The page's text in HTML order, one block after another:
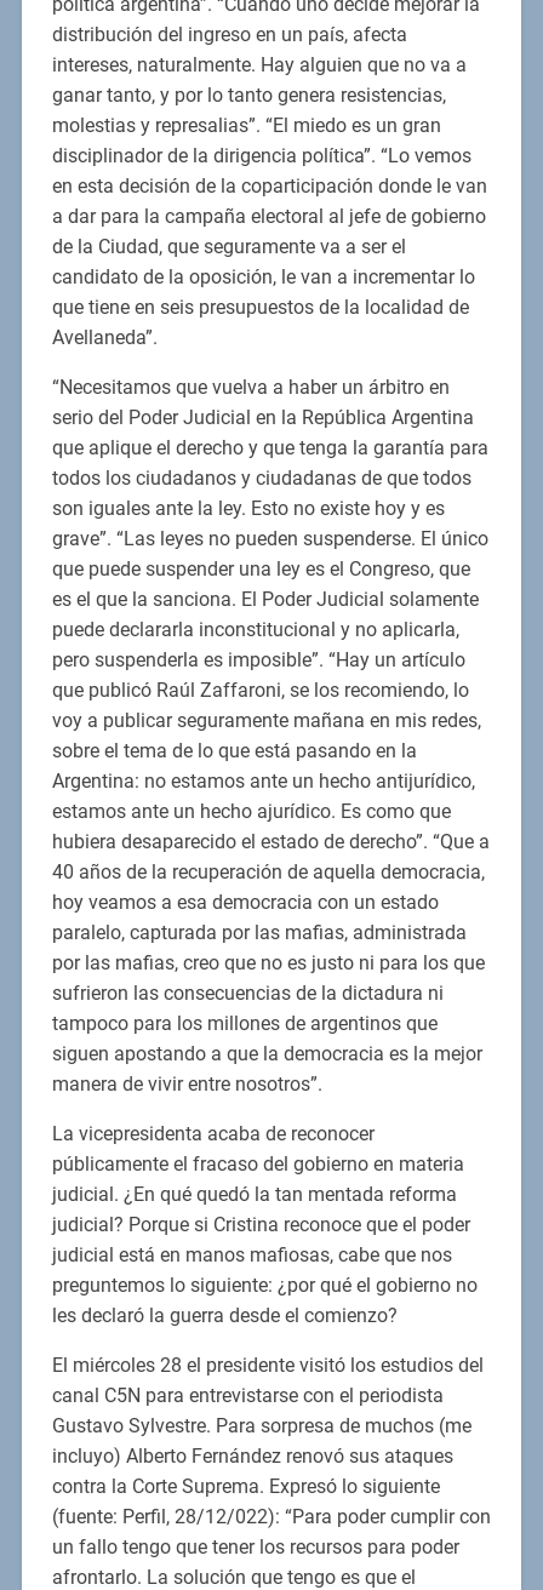
distribución del ingreso en un país, afecta
intereses, naturalmente. Hay alguien que no va a
ganar tanto, y por lo tanto genera resistencias,
molestias y represalias”. “El miedo es un gran
disciplinador de la dirigencia política”. “Lo vemos
en esta decisión de la coparticipación donde le van
a dar para la campaña electoral al jefe de gobierno
de la Ciudad, que seguramente va a ser el
candidato de la oposición, le van a incrementar lo
que tiene en seis presupuestos de la localidad de
Avellaneda”.
“Necesitamos que vuelva a haber un árbitro en
serio del Poder Judicial en la República Argentina
que aplique el derecho y que tenga la garantía para
todos los ciudadanos y ciudadanas de que todos
son iguales ante la ley. Esto no existe hoy y es
grave”. “Las leyes no pueden suspenderse. El único
que puede suspender una ley es el Congreso, que
es el que la sanciona. El Poder Judicial solamente
puede declararla inconstitucional y no aplicarla,
pero suspenderla es imposible”. “Hay un artículo
que publicó Raúl Zaffaroni, se los recomiendo, lo
voy a publicar seguramente mañana en mis redes,
sobre el tema de lo que está pasando en la
Argentina: no estamos ante un hecho antijurídico,
estamos ante un hecho ajurídico. Es como que
hubiera desaparecido el estado de derecho”. “Que a
40 años de la recuperación de aquella democracia,
hoy veamos a esa democracia con un estado
paralelo, capturada por las mafias, administrada
por las mafias, creo que no es justo ni para los que
sufrieron las consecuencias de la dictadura ni
tampoco para los millones de argentinos que
siguen apostando a que la democracia es la mejor
manera de vivir entre nosotros”.
La vicepresidenta acaba de reconocer
públicamente el fracaso del gobierno en materia
judicial. ¿En qué quedó la tan mentada reforma
judicial? Porque si Cristina reconoce que el poder
judicial está en manos mafiosas, cabe que nos
preguntemos lo siguiente: ¿por qué el gobierno no
les declaró la guerra desde el comienzo?
El miércoles 28 el presidente visitó los estudios del
canal C5N para entrevistarse con el periodista
Gustavo Sylvestre. Para sorpresa de muchos (me
incluyo) Alberto Fernández renovó sus ataques
contra la Corte Suprema. Expresó lo siguiente
(fuente: Perfil, 28/12/022): “Para poder cumplir con
un fallo tengo que tener los recursos para poder
afrontarlo. La solución que tengo es que el